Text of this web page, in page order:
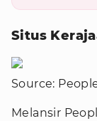
Situs
Source:
Melansir